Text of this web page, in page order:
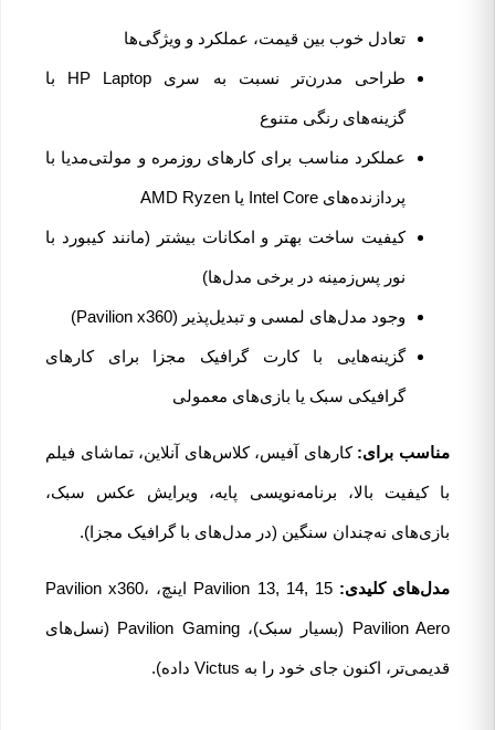
تعادل خوب بین قیمت، عملکرد و ویژگی‌ها
طراحی مدرن‌تر نسبت به سری HP Laptop با
گزینه‌های رنگی متنوع
عملکرد مناسب برای کارهای روزمره و مولتی‌مدیا با
پردازنده‌های Intel Core یا AMD Ryzen
کیفیت ساخت بهتر و امکانات بیشتر (مانند کیبورد با
نور پس‌زمینه در برخی مدل‌ها)
وجود مدل‌های لمسی و تبدیل‌پذیر (Pavilion x360)
گزینه‌هایی با کارت گرافیک مجزا برای کارهای
گرافیکی سبک یا بازی‌های معمولی
مناسب برای:کارهای آفیس، کلاس‌های آنلاین، تماشای فیلم
با کیفیت بالا، برنامه‌نویسی پایه، ویرایش عکس سبک،
بازی‌های نه‌چندان سنگین (در مدل‌های با گرافیک مجزا).
مدل‌های کلیدی: Pavilion 13, 14, 15 اینچ، Pavilion x360،
Pavilion Aero (بسیار سبک)، Pavilion Gaming (نسل‌های
قدیمی‌تر، اکنون جای خود را به Victus داده).